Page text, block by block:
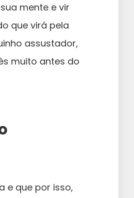
mente e vir
que virá pela
assustador,
muito antes do
e que por isso,